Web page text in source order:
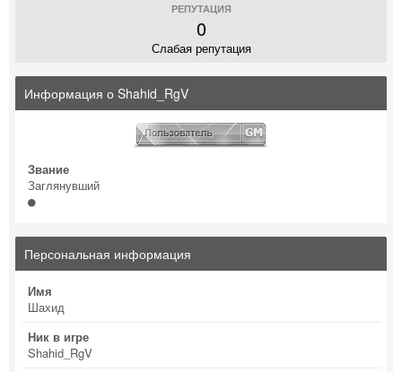
РЕПУТАЦИЯ
0
Слабая репутация
Информация о Shahid_RgV
Звание
Заглянувший
Персональная информация
Имя
Шахид
Ник в игре
Shahid_RgV